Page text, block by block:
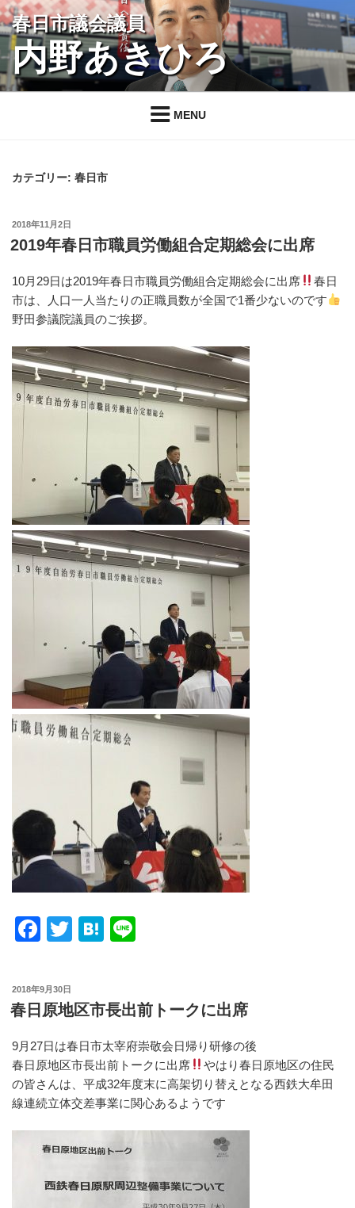
コ
ン
ツ
春日市議会議員
内野あきひろ
MENU
カテゴリー: 春日市
投
稿
日:
2018年11月2日
2019年春日市職員労働組合定期総会に出席
10月29日は2019年春日市職員労働組合定期総会に出席
春日
市は、人口一人当たりの正職員数が全国で1番少ないのです
野田参議院議員のご挨拶。
F
c
e
o
o
k
T
er
H
n
投
稿
日:
2018年9月30日
春日原地区市長出前トークに出席
9月27日は春日市太宰府崇敬会日帰り研修の後
春日原地区市長出前トークに出席
やはり春日原地区の住民
の皆さんは、平成32年度末に高架切り替えとなる西鉄大牟田
線連続立体交差事業に関心あるようです